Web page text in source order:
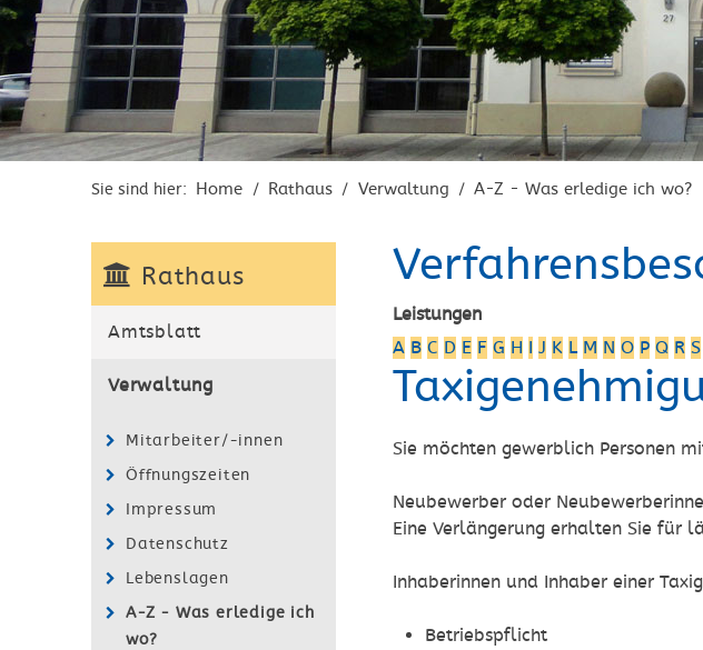
Sie sind hier: Home / Rathaus / Verwaltung / A-Z - Was erledige ich wo?
Rathaus
Amtsblatt
Verwaltung
Mitarbeiter/-innen
Öffnungszeiten
Impressum
Datenschutz
Lebenslagen
A-Z - Was erledige ich
wo?
Leistungen
A B C D E F G H I J K L M N O P Q R S
Sie möchten gewerblich Personen
Neubewerber oder
Eine Verlängerung erhalten Sie für
Inhaberinnen und Inhaber einer
Betriebspflicht